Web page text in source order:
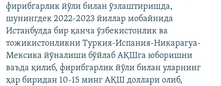
фирибгарлик йўли билан ўзлаштиришда,
шунингдек 2022-2023 йиллар мобайнида
Истанбулда бир қанча ўзбекистонлик ва
тожикистонликни Туркия-Испания-Никарагуа-
Мексика йўналиши бўйлаб АҚШга юборишни
ваъда қилиб, фирибгарлик йўли билан уларнинг
ҳар биридан 10-15 минг АҚШ доллари олиб,